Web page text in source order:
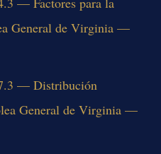
General de Virginia —
— Distribución
General de Virginia —